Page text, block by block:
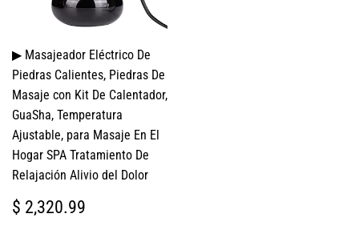
▶ Masajeador Eléctrico De
Piedras Calientes, Piedras De
Masaje con Kit De Calentador,
GuaSha, Temperatura
Ajustable, para Masaje En El
Hogar SPA Tratamiento De
Relajación Alivio del Dolor
PRECIO
HABITUAL
$ 2,320.99